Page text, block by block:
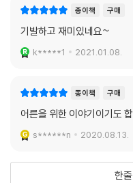
종이책 구매
기발하고 재미있네요~
k*****1 2021.01.08.
종이책 구매
어른을 위한 이야기이기도
s******n 2020.08.13.
한